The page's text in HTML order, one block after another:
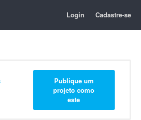
Login Cadastre-se
Publique um
projeto como
este